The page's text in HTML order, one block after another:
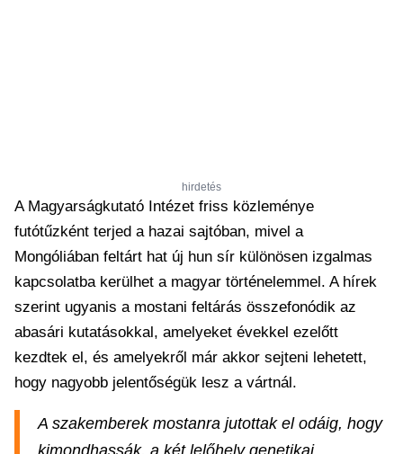
hirdetés
A Magyarságkutató Intézet friss közleménye
futótűzként terjed a hazai sajtóban, mivel a
Mongóliában feltárt hat új hun sír különösen izgalmas
kapcsolatba kerülhet a magyar történelemmel. A hírek
szerint ugyanis a mostani feltárás összefonódik az
abasári kutatásokkal, amelyeket évekkel ezelőtt
kezdtek el, és amelyekről már akkor sejteni lehetett,
hogy nagyobb jelentőségük lesz a vártnál.
A szakemberek mostanra jutottak el odáig, hogy
kimondhassák, a két lelőhely genetikai